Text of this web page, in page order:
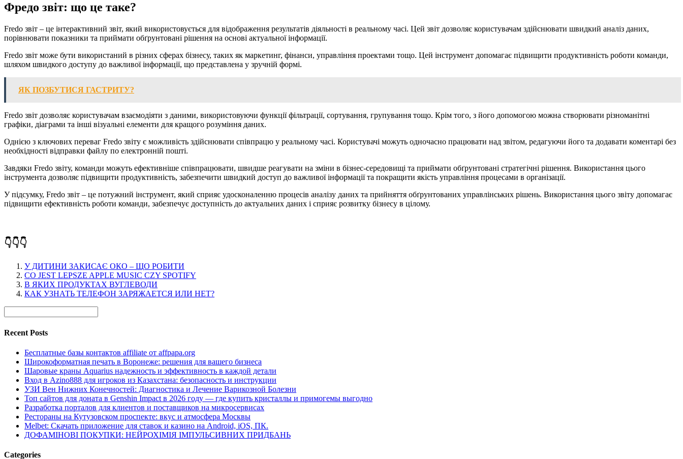
Фредо звіт: що це таке?
Fredo звіт – це інтерактивний звіт, який використовується для відображення результатів діяльності в реальному часі. Цей звіт дозволяє користувачам здійснювати швидкий аналіз даних,
порівнювати показники та приймати обґрунтовані рішення на основі актуальної інформації.
Fredo звіт може бути використаний в різних сферах бізнесу, таких як маркетинг, фінанси, управління проектами тощо. Цей інструмент допомагає підвищити продуктивність роботи команди,
шляхом швидкого доступу до важливої інформації, що представлена у зручній формі.
ЯК ПОЗБУТИСЯ ГАСТРИТУ?
Fredo звіт дозволяє користувачам взаємодіяти з даними, використовуючи функції фільтрації, сортування, групування тощо. Крім того, з його допомогою можна створювати різноманітні
графіки, діаграми та інші візуальні елементи для кращого розуміння даних.
Однією з ключових переваг Fredo звіту є можливість здійснювати співпрацю у реальному часі. Користувачі можуть одночасно працювати над звітом, редагуючи його та додавати коментарі без
необхідності відправки файлу по електронній пошті.
Завдяки Fredo звіту, команди можуть ефективніше співпрацювати, швидше реагувати на зміни в бізнес-середовищі та приймати обґрунтовані стратегічні рішення. Використання цього
інструмента дозволяє підвищити продуктивність, забезпечити швидкий доступ до важливої інформації та покращити якість управління процесами в організації.
У підсумку, Fredo звіт – це потужний інструмент, який сприяє удосконаленню процесів аналізу даних та прийняття обґрунтованих управлінських рішень. Використання цього звіту допомагає
підвищити ефективність роботи команди, забезпечує доступність до актуальних даних і сприяє розвитку бізнесу в цілому.
👇👇👇
У ДИТИНИ ЗАКИСАЄ ОКО – ЩО РОБИТИ
CO JEST LEPSZE APPLE MUSIC CZY SPOTIFY
В ЯКИХ ПРОДУКТАХ ВУГЛЕВОДИ
КАК УЗНАТЬ ТЕЛЕФОН ЗАРЯЖАЕТСЯ ИЛИ НЕТ?
Recent Posts
Бесплатные базы контактов affiliate от affpapa.org
Широкоформатная печать в Воронеже: решения для вашего бизнеса
Шаровые краны Aquarius надежность и эффективность в каждой детали
Вход в Azino888 для игроков из Казахстана: безопасность и инструкции
УЗИ Вен Нижних Конечностей: Диагностика и Лечение Варикозной Болезни
Топ сайтов для доната в Genshin Impact в 2026 году — где купить кристаллы и примогемы выгодно
Разработка порталов для клиентов и поставщиков на микросервисах
Рестораны на Кутузовском проспекте: вкус и атмосфера Москвы
Melbet: Скачать приложение для ставок и казино на Android, iOS, ПК.
ДОФАМІНОВІ ПОКУПКИ: НЕЙРОХІМІЯ ІМПУЛЬСИВНИХ ПРИДБАНЬ
Categories